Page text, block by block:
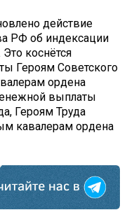
действие
РФ об индексации
коснётся
Героям Советского
ордена
выплаты
Героям Труда
кавалерам ордена